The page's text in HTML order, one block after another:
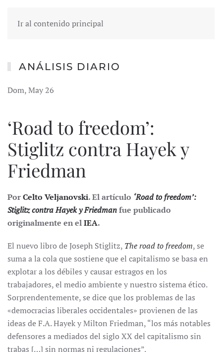
Ir al contenido principal
ANÁLISIS DIARIO
Dom, May 26
‘Road to freedom’:
Stiglitz contra Hayek y
Friedman
PorCelto Veljanovski. El artículo ‘Road to freedom’:
Stiglitz contra Hayek y Friedmanfue publicado
originalmente en elIEA.
El nuevo libro de Joseph Stiglitz, The road to freedom, se
suma a la cola que sostiene que el capitalismo se basa en
explotar a los débiles y causar estragos en los
trabajadores, el medio ambiente y nuestro sistema ético.
Sorprendentemente, se dice que los problemas de las
«democracias liberales occidentales» provienen de las
ideas de F.A. Hayek y Milton Friedman, “los más notables
defensores a mediados del siglo XX del capitalismo sin
trabas […] sin normas ni regulaciones”.